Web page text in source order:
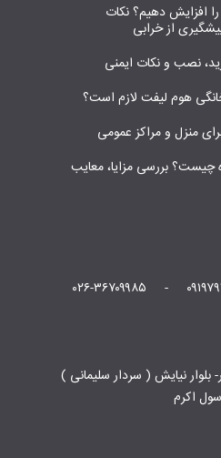
افزایش دهیم؟ نکات
از خرابی
نصب و نکات ایمنی
هوم لیفت لازم است؟
منزل و مراکز عمومی
چیست؟ بررسی مزایا، معایب
بلوار نیایش ( سردار سلیمانی )